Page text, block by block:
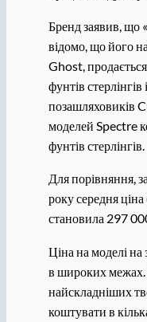
Бренд заявив, що
відомо, що його
Ghost,
фунтів
позашляховиків
моделей Spectre
фунтів стерлінгів.
Для порівняння,
року середня
становила 297
Ціна на моделі
в широких межах.
найскладніших
коштувати в